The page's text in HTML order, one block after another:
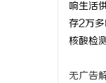
响生活
存2万
核酸检
无广告